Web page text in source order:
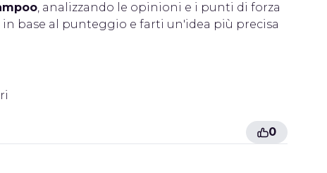
, analizzando le opinioni e i punti di forza
base al punteggio e farti un'idea più precisa
0